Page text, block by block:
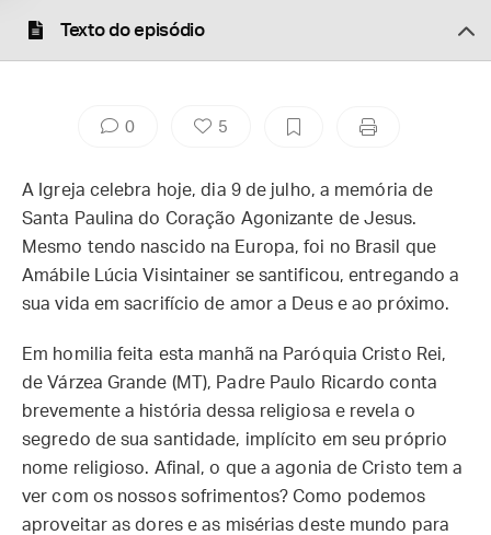
Texto do episódio
0 5
A Igreja celebra hoje, dia 9 de julho, a memória de
Santa Paulina do Coração Agonizante de Jesus.
Mesmo tendo nascido na Europa, foi no Brasil que
Amábile Lúcia Visintainer se santificou, entregando a
sua vida em sacrifício de amor a Deus e ao próximo.
Em homilia feita esta manhã na Paróquia Cristo Rei,
de Várzea Grande (MT), Padre Paulo Ricardo conta
brevemente a história dessa religiosa e revela o
segredo de sua santidade, implícito em seu próprio
nome religioso. Afinal, o que a agonia de Cristo tem a
ver com os nossos sofrimentos? Como podemos
aproveitar as dores e as misérias deste mundo para